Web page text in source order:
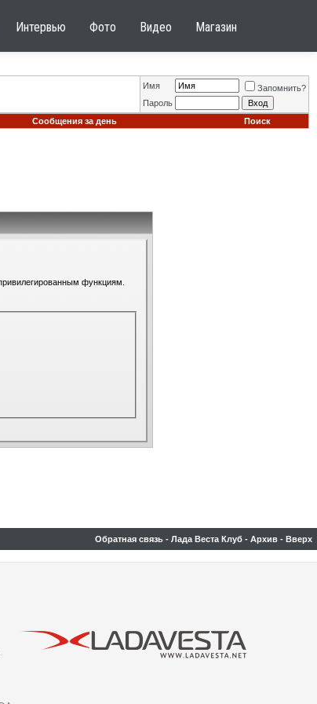
Интервью Фото Видео Магазин
Имя
Запомнить?
Пароль
Сообщения за день Поиск
функциям.
Обратная связь - Лада Веста Клуб - Архив - Вверх